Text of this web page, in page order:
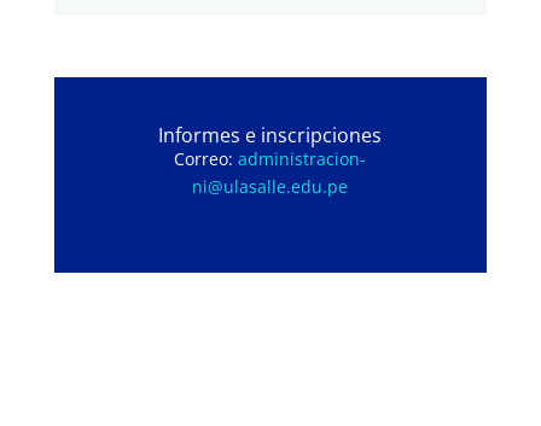
Informes e inscripciones
Correo:administracion-
ni@ulasalle.edu.pe